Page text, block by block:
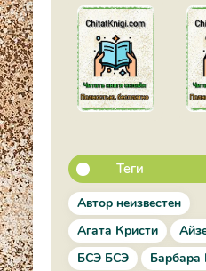
Теги
Автор неизвестен
Агата Кристи
БСЭ БСЭ
Барбара